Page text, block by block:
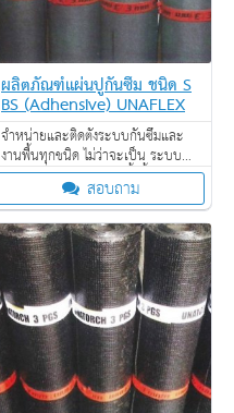
ผลิตภัณฑ์แผ่นปูกันซึม ชนิด S
BS (Adhensive) UNAFLEX
จำหน่ายและติดตั้งระบบกันซึมและ
งานพื้นทุกชนิด ไม่ว่าจะเป็น ระบบ
งานกันซึม ระบบงานติดตั้งพื้น งาน
ป้องกันไฟลาม งานเคลือบปกป้องพื้น
ผิว งานเคลือบสารสะท้อนความร้อน
สอบถาม